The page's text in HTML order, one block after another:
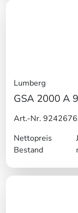
Lumberg
GSA 2000 A
Art.-Nr. 9242676
Nettopreis
Bestand